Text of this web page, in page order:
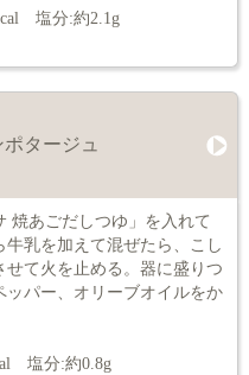
塩分:約2.1g
タージュ
焼あごだしつゆ」を入れて
乳を加えて混ぜたら、こし
せて火を止める。器に盛りつ
パー、オリーブオイルをか
塩分:約0.8g